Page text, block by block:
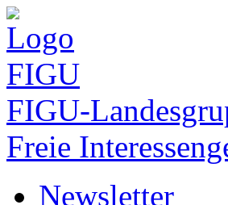
FIGU-
Freie
Newsletter